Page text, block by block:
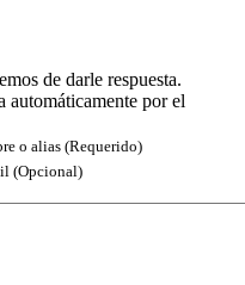
de darle respuesta.
automáticamente por el
o alias (Requerido)
(Opcional)